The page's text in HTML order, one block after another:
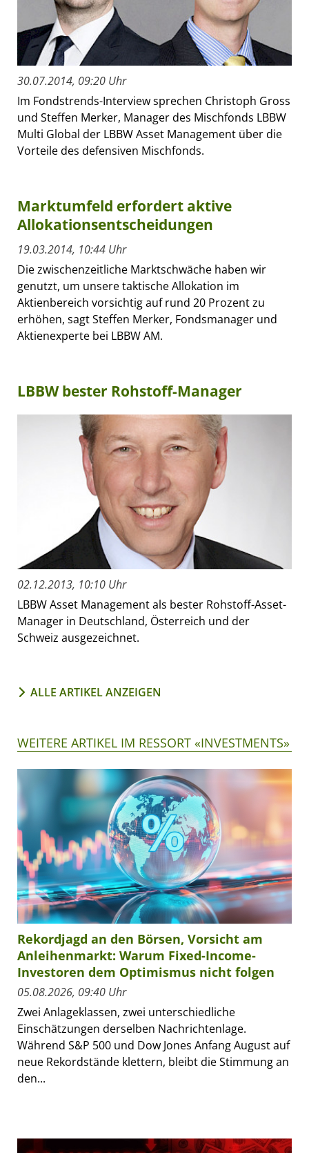
30.07.2014, 09:20 Uhr
Im Fondstrends-Interview sprechen Christoph Gross
und Steffen Merker, Manager des Mischfonds LBBW
Multi Global der LBBW Asset Management über die
Vorteile des defensiven Mischfonds.
Marktumfeld erfordert aktive
Allokationsentscheidungen
19.03.2014, 10:44 Uhr
Die zwischenzeitliche Marktschwäche haben wir
genutzt, um unsere taktische Allokation im
Aktienbereich vorsichtig auf rund 20 Prozent zu
erhöhen, sagt Steffen Merker, Fondsmanager und
Aktienexperte bei LBBW AM.
LBBW bester Rohstoff-Manager
02.12.2013, 10:10 Uhr
LBBW Asset Management als bester Rohstoff-Asset-
Manager in Deutschland, Österreich und der
Schweiz ausgezeichnet.
ALLE ARTIKEL ANZEIGEN
WEITERE ARTIKEL IM RESSORT «INVESTMENTS»
Rekordjagd an den Börsen, Vorsicht am
Anleihenmarkt: Warum Fixed-Income-
Investoren dem Optimismus nicht folgen
05.08.2026, 09:40 Uhr
Zwei Anlageklassen, zwei unterschiedliche
Einschätzungen derselben Nachrichtenlage.
Während S&P 500 und Dow Jones Anfang August auf
neue Rekordstände klettern, bleibt die Stimmung an
den...